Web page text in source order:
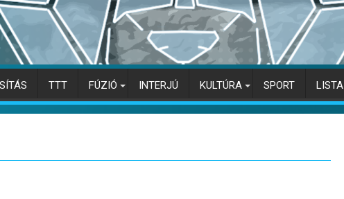
TTT FÚZIÓ INTERJÚ KULTÚRA SPORT LISTA